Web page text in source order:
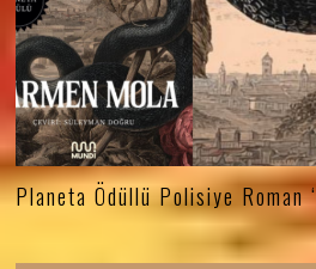
Planeta Ödüllü Polisiye Roman